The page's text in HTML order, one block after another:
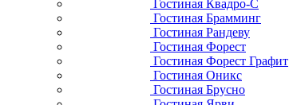
Гостиная Квадро-С
Гостиная Брамминг
Гостиная Рандеву
Гостиная Форест
Гостиная Форест Графит
Гостиная Оникс
Гостиная Брусно